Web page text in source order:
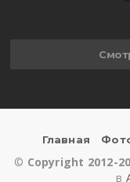
Главная
© Copyright 2012-
в